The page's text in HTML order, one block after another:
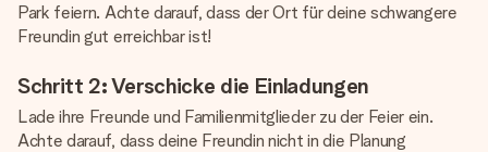
Park feiern. Achte darauf, dass der Ort für deine schwangere
Freundin gut erreichbar ist!
Schritt 2: Verschicke die Einladungen
Lade ihre Freunde und Familienmitglieder zu der Feier ein.
Achte darauf, dass deine Freundin nicht in die Planung